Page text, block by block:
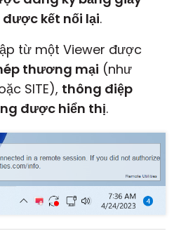
kết nối lại.
từ một Viewer được
thương mại (như
SITE), thông điệp
được hiển thị.